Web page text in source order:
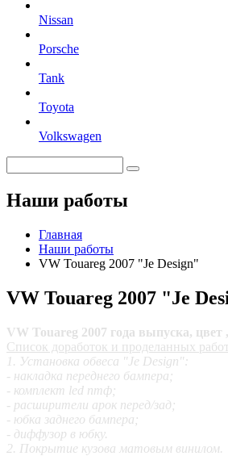
Nissan
Porsche
Tank
Toyota
Volkswagen
Наши работы
Главная
Наши работы
VW Touareg 2007 "Je Design"
VW Touareg 2007 "Je
VW Touareg 2007 года выпуска, цвет
Список доработок и проделанных
1. Установка обвеса "Je Design":
- накладка переднего бампера;
- комплект led птф;
- расширители арок перед/зад;
- юбка заднего бампера;
- диффузор в юбку.
2. Покрытие кузова матовым винилом.